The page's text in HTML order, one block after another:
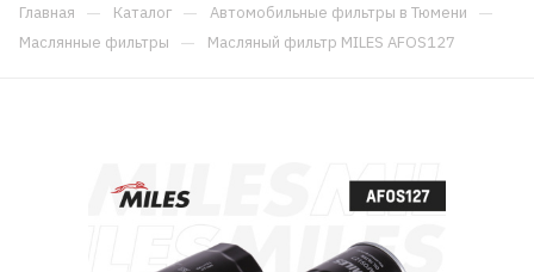
Главная — Каталог — Автомобильные фильтры в Тюмени —
Маслянные фильтры — Масляный фильтр MILES AFOS127